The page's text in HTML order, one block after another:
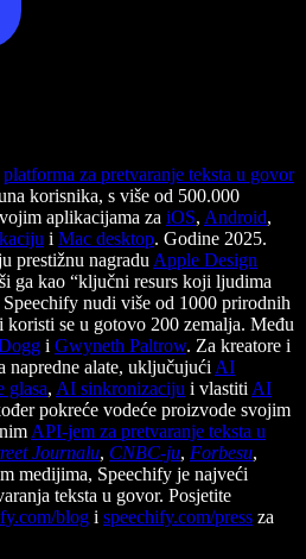
platforma za pretvaranje teksta u govor
korisnika, s više od 500.000
aplikacijama za iOS, Android,
i Mac desktop. Godine 2025.
prestižnu nagradu Apple Design
ga kao “ključni resurs koji ljudima
nudi više od 1000 prirodnih
koristi se u gotovo 200 zemalja. Među
i Gwyneth Paltrow. Za kreatore i
napredne alate, uključujući AI
glasa, AI sinkronizaciju i vlastiti AI
pokreće vodeće proizvode svojim
API-jem za pretvaranje teksta u
Journalu, CNBC-ju, Forbesu,
medijima, Speechify je najveći
teksta u govor. Posjetite
blog i speechify.com/press za